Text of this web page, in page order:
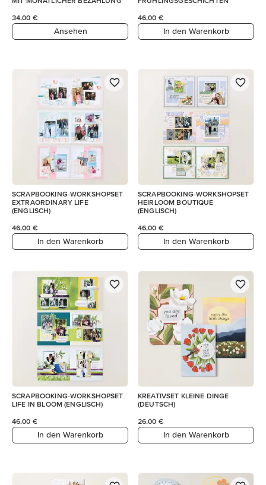
34,00 €
Ansehen
46,00 €
In den Warenkorb
SCRAPBOOKING-WORKSHOPSET
EXTRAORDINARY LIFE
(ENGLISCH)
46,00 €
In den Warenkorb
SCRAPBOOKING-WORKSHOPSET
HEIRLOOM BOUTIQUE
(ENGLISCH)
46,00 €
In den Warenkorb
SCRAPBOOKING-WORKSHOPSET
LIFE IN BLOOM (ENGLISCH)
46,00 €
In den Warenkorb
KREATIVSET KLEINE DINGE
(DEUTSCH)
26,00 €
In den Warenkorb